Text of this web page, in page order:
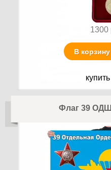
1300
В корзину
Флаг 39